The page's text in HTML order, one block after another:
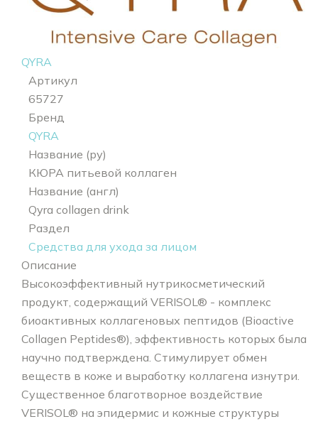
QYRA
Артикул
65727
Бренд
QYRA
Название (ру)
КЮРА питьевой коллаген
Название (англ)
Qyra collagen drink
Раздел
Средства для ухода за лицом
Описание
Высокоэффективный нутрикосметический
продукт, содержащий VERISOL® - комплекс
биоактивных коллагеновых пептидов (Bioactive
Collagen Peptides®), эффективность которых была
научно подтверждена. Стимулирует обмен
веществ в коже и выработку коллагена изнутри.
Существенное благотворное воздействие
VERISOL® на эпидермис и кожные структуры